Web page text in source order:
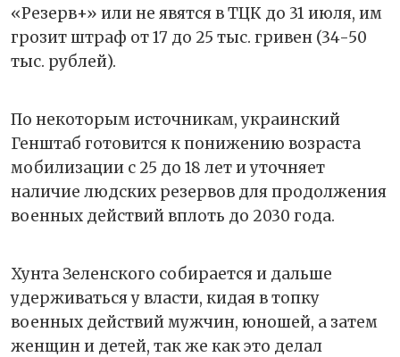
«Резерв+» или не явятся в ТЦК до 31 июля, им
грозит штраф от 17 до 25 тыс. гривен (34-50
тыс. рублей).
По некоторым источникам, украинский
Генштаб готовится к понижению возраста
мобилизации с 25 до 18 лет и уточняет
наличие людских резервов для продолжения
военных действий вплоть до 2030 года.
Хунта Зеленского собирается и дальше
удерживаться у власти, кидая в топку
военных действий мужчин, юношей, а затем
женщин и детей, так же как это делал